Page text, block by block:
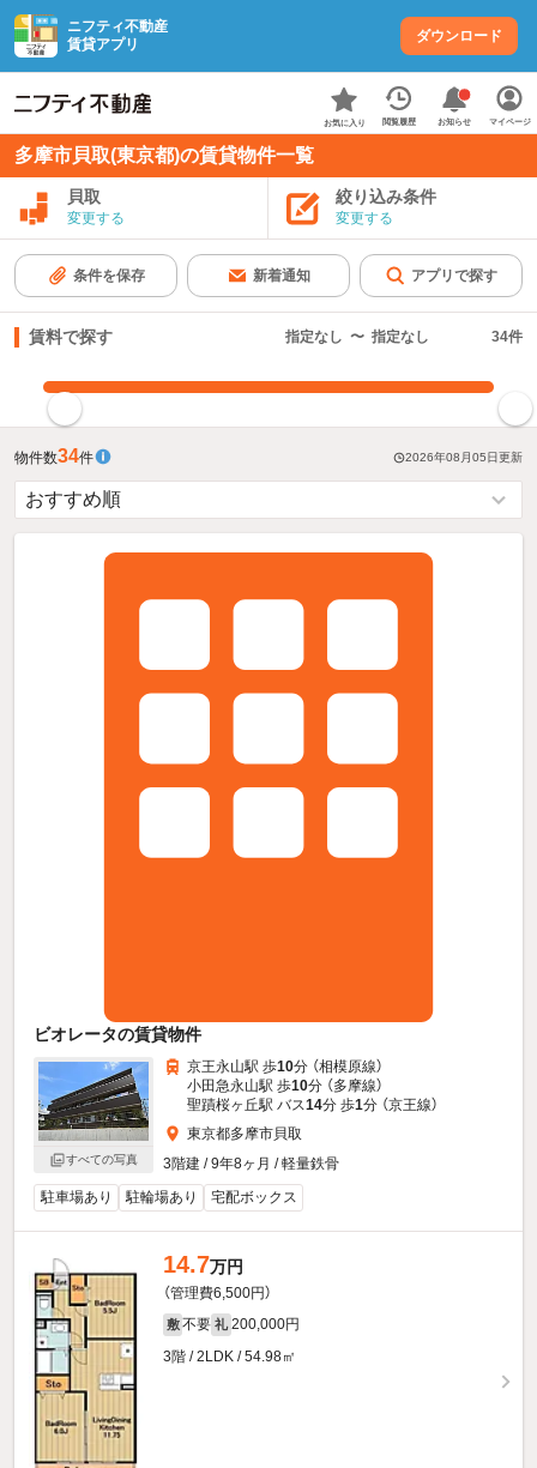
ニフティ不動産
賃貸アプリ
ダウンロード
お気に入り 閲覧履歴 お知らせ マイページ
多摩市貝取(東京都)の賃貸物件一覧
貝取
変更する
絞り込み条件
変更する
条件を保存 新着通知 アプリで探す
賃料で探す 指定なし 〜 指定なし 34件
物件数34件 2026年08月05日更新
ビオレータの賃貸物件
すべての写真
京王永山駅 歩10分 （相模原線）
小田急永山駅 歩10分 （多摩線）
聖蹟桜ヶ丘駅 バス14分 歩1分 （京王線）
東京都多摩市貝取
3階建 / 9年8ヶ月 / 軽量鉄骨
駐車場あり
駐輪場あり 宅配ボックス
14.7万円
（管理費6,500円）
敷 不要 礼 200,000円
3階 / 2LDK / 54.98㎡